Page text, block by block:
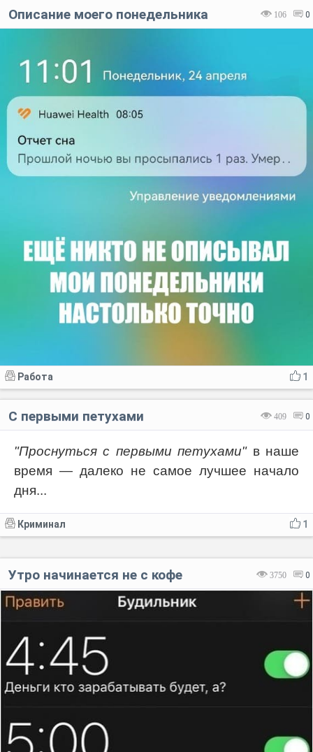
106 0
Описание моего понедельника
1
Работа
409 0
С первыми петухами
"Проснуться с первыми петухами"в наше
время — далеко не самое лучшее начало
дня...
1
Криминал
3750 0
Утро начинается не с кофе